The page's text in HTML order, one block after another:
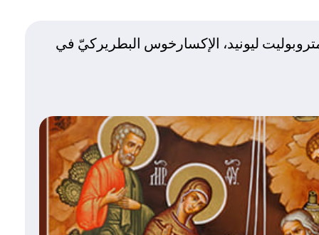
ليونيد، الإكسارخوس البطريركيّ في